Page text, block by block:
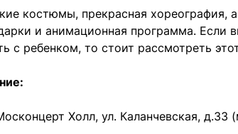
костюмы, прекрасная хореография,
и анимационная программа. Если
с ребенком, то стоит рассмотреть
Холл, ул. Каланчевская, д.33